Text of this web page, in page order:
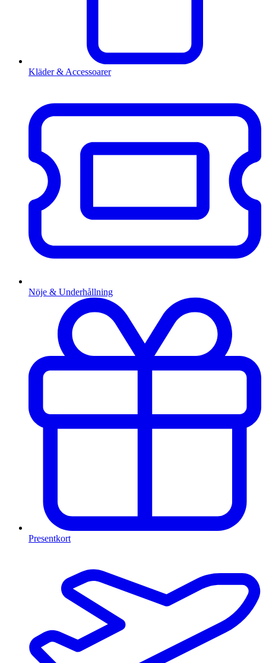
Kläder & Accessoarer
Nöje & Underhållning
Presentkort